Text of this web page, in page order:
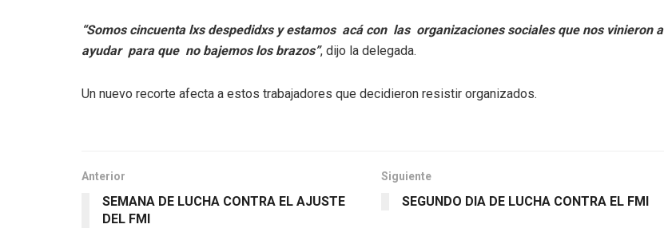
“Somos cincuenta lxs despedidxs y estamos acá con las organizaciones sociales que nos vinieron a
ayudar para que no bajemos los brazos”, dijo la delegada.
Un nuevo recorte afecta a estos trabajadores que decidieron resistir organizados.
Anterior
SEMANA DE LUCHA CONTRA EL AJUSTE
DEL FMI
Siguiente
SEGUNDO DIA DE LUCHA CONTRA EL FMI